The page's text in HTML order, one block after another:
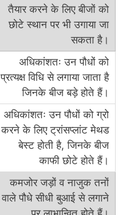
तैयार करने के लिए बीजों को
छोटे स्थान पर भी उगाया जा
सकता है।
अधिकांशतः उन पौधों को
प्रत्यक्ष विधि से लगाया जाता है
जिनके बीज बड़े होते हैं।
अधिकांशतः उन पौधों को ग्रो
करने के लिए ट्रांसप्लांट मेथड
बेस्ट होती है, जिनके बीज
काफी छोटे होते हैं।
कमजोर जड़ों व नाजुक तनों
वाले पौधे सीधी बुआई से लगाने